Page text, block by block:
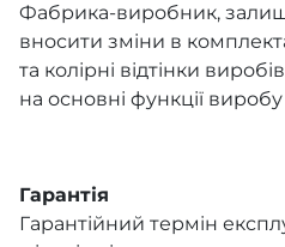
Фабрика-виробник,
вносити зміни в
та колірні відтінки
на основні функції
Гарантія
Гарантійний термін